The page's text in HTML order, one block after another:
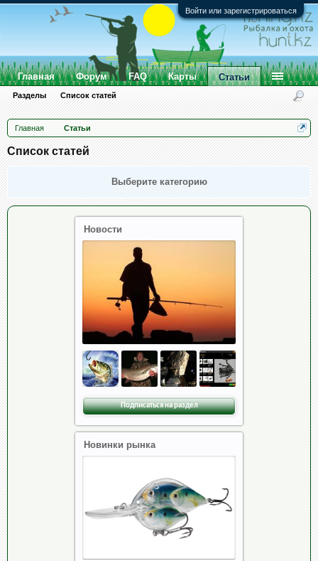
Войти или зарегистрироваться
Главная Статьи
Список статей
Выберите категорию
Новости
Подписаться на раздел
Новинки рынка
Главная Форум FAQ Карты Статьи
Разделы Список статей